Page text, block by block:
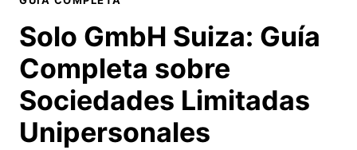
Solo GmbH Suiza: Guía
Completa sobre
Sociedades Limitadas
Unipersonales